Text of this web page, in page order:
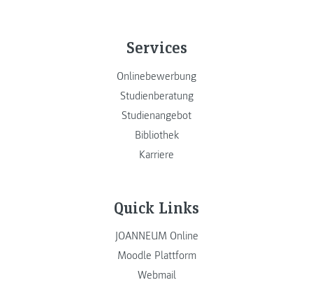
Services
Onlinebewerbung
Studienberatung
Studienangebot
Bibliothek
Karriere
Quick Links
JOANNEUM Online
Moodle Plattform
Webmail